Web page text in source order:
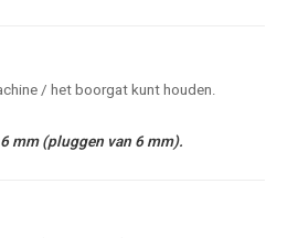
/ het boorgat kunt houden.
mm (pluggen van 6 mm).